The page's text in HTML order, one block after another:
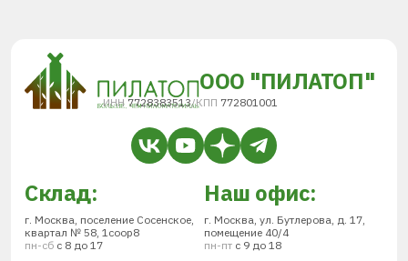
ООО "ПИЛАТОП"
ИНН 7728383513/КПП 772801001
Склад:
г. Москва, поселение Сосенское,
квартал № 58, 1соор8
пн-сб с 8 до 17
Наш офис:
г. Москва, ул. Бутлерова, д. 17,
помещение 40/4
пн-пт с 9 до 18